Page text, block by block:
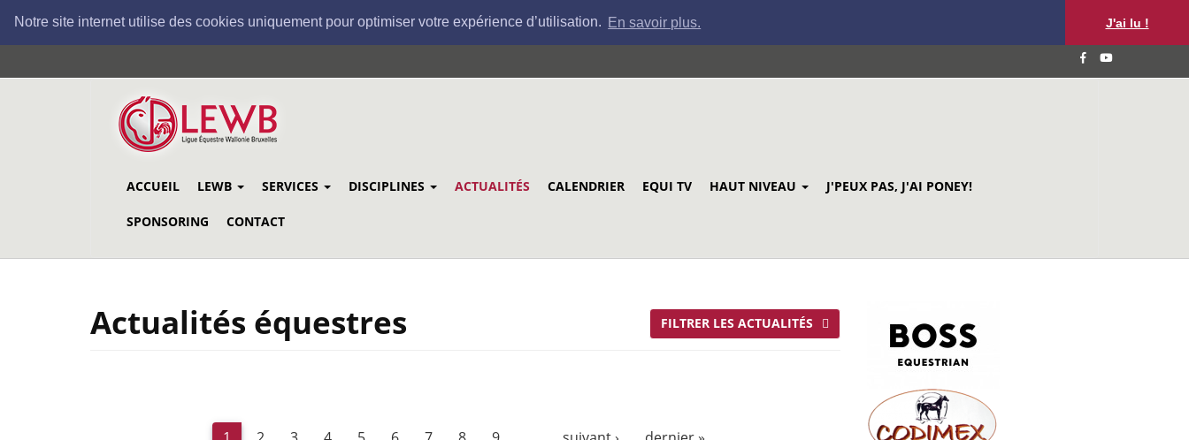
Notre site internet utilise des cookies uniquement pour optimiser votre expérience d’utilisation. En savoir plus. J'ai lu !
au
ACCUEIL LEWB SERVICES DISCIPLINES ACTUALITÉS CALENDRIER EQUI TV HAUT NIVEAU J'PEUX PAS, J'AI PONEY!
SPONSORING CONTACT
Actualités équestres FILTRER LES ACTUALITÉS